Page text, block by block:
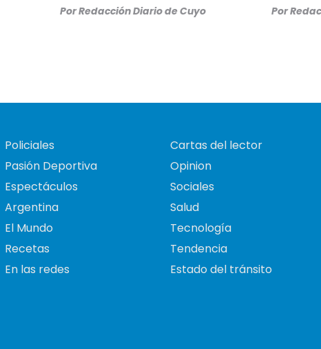
PorRedacción Diario de Cuyo Por
Policiales
Pasión Deportiva
Espectáculos
Argentina
El Mundo
Recetas
En las redes
Cartas del lector
Opinion
Sociales
Salud
Tecnología
Tendencia
Estado del tránsito